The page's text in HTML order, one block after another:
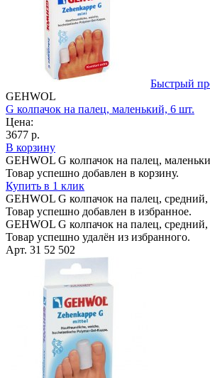
Быстрый
GEHWOL
G колпачок на палец, маленький, 6 шт.
Цена:
3677 р.
В корзину
GEHWOL G колпачок на палец,
Товар успешно добавлен в корзину.
Купить в 1 клик
GEHWOL G колпачок на палец,
Товар успешно добавлен в избранное.
GEHWOL G колпачок на палец,
Товар успешно удалён из избранного.
Арт. 31 52 502